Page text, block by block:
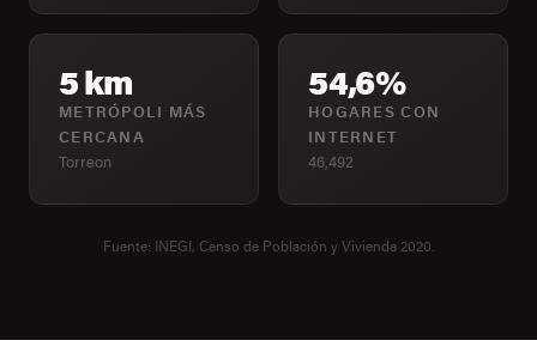
5 km
METRÓPOLI MÁS
CERCANA
Torreon
54,6%
HOGARES CON
INTERNET
46,492
Fuente: INEGI, Censo de Población y Vivienda 2020.